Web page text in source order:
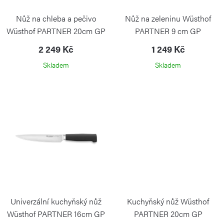
ů
t
Nůž na chleba a pečivo
Wüsthof PARTNER 20cm GP
WÜSTHOF
2 249 Kč
Skladem
Nůž na zeleninu Wüsthof
PARTNER 9 cm GP
WÜSTHOF
1 249 Kč
Skladem
Univerzální kuchyňský nůž
Wüsthof PARTNER 16cm GP
Kuchyňský nůž Wüsthof
PARTNER 20cm GP